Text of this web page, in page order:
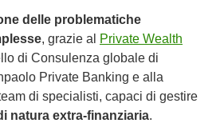
delle problematiche
, grazie al
Private Wealth
di Consulenza globale di
Private Banking e alla
di specialisti, capaci di gestire
natura extra-finanziaria.